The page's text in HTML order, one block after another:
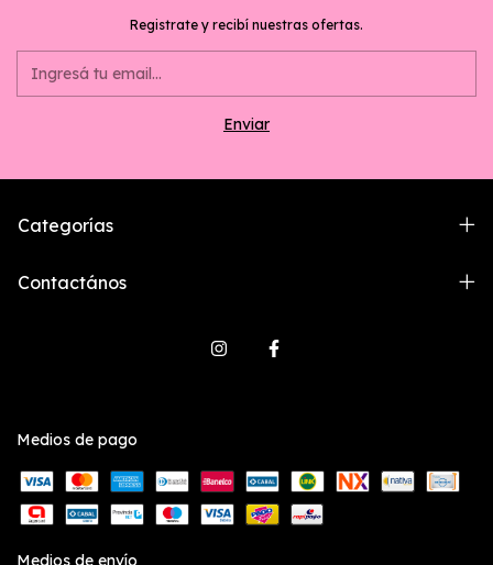
Registrate y recibí nuestras ofertas.
Categorías
Contactános
Medios de pago
Medios de envío